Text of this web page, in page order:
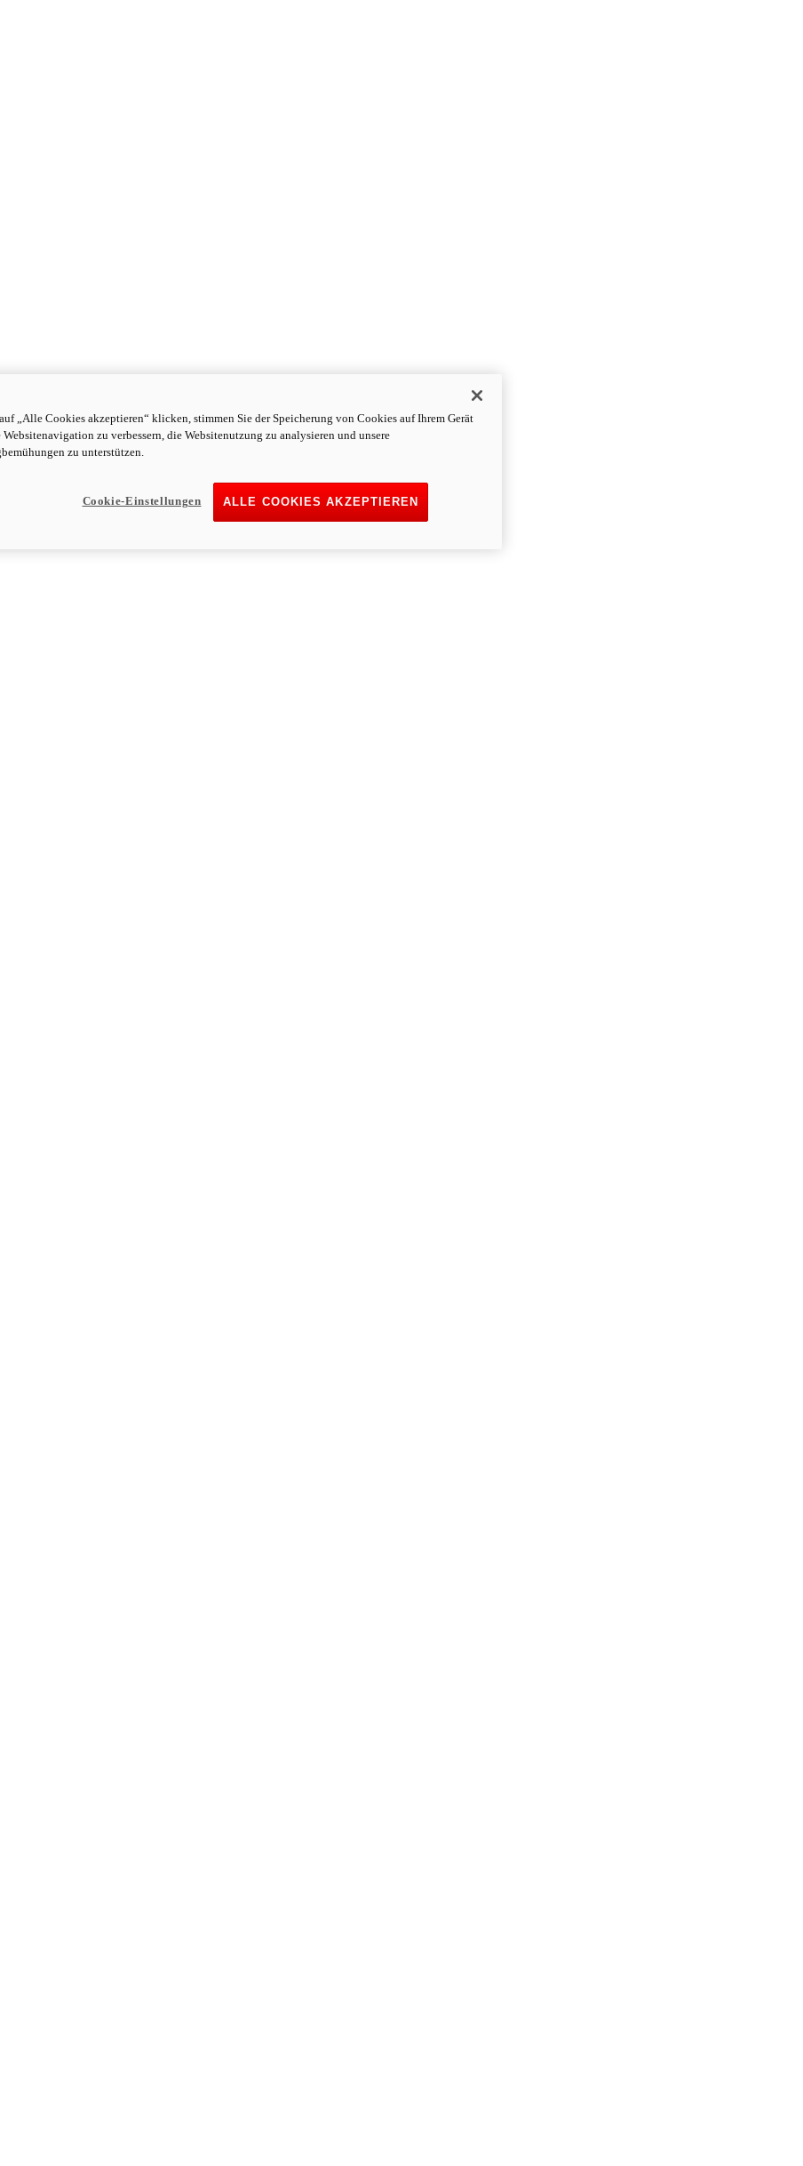
„Alle Cookies akzeptieren“ klicken, stimmen Sie der Speicherung von Cookies auf Ihrem Gerät
Websitenavigation zu verbessern, die Websitenutzung zu analysieren und unsere
zu unterstützen.
ALLE COOKIES AKZEPTIEREN
Cookie-Einstellungen